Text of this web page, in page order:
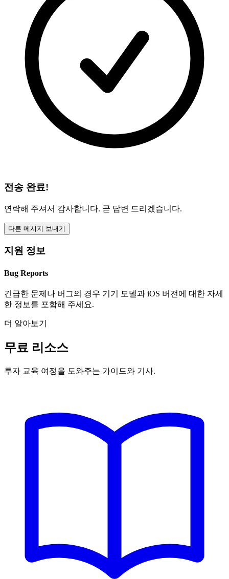
전송 완료!
연락해 주셔서 감사합니다. 곧 답변 드리겠습니다.
다른 메시지 보내기
지원 정보
Bug Reports
긴급한 문제나 버그의 경우 기기 모델과 iOS 버전에 대한 자세
한 정보를 포함해 주세요.
더 알아보기
무료 리소스
투자 교육 여정을 도와주는 가이드와 기사.